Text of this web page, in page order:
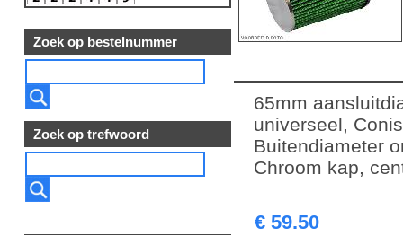
Zoek op bestelnummer
Zoek op trefwoord
65mm
universeel,
Buitendiameter
Chroom kap,
€ 59.50